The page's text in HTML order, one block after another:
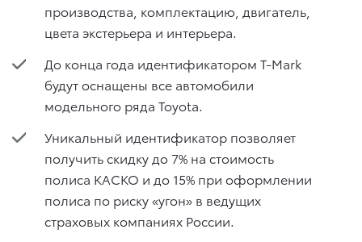
производства, комплектацию, двигатель,
цвета экстерьера и интерьера.
До конца года идентификатором T-Mark
будут оснащены все автомобили
модельного ряда Toyota.
Уникальный идентификатор позволяет
получить скидку до 7% на стоимость
полиса КАСКО и до 15% при оформлении
полиса по риску «угон» в ведущих
страховых компаниях России.